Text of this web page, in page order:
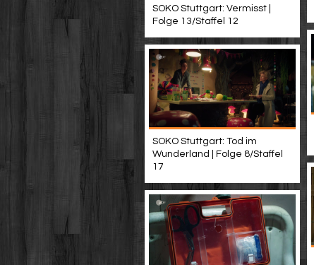
SOKO Stuttgart: Vermisst |
Folge 13/Staffel 12
SOKO Stuttgart: Tod im
Wunderland | Folge 8/Staffel
17